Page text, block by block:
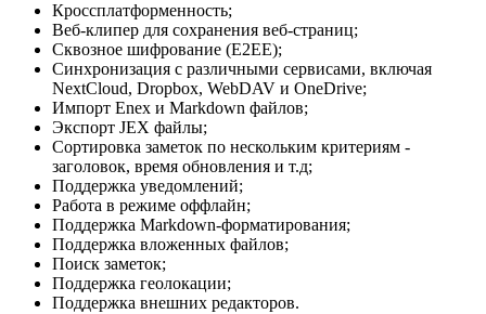
Кроссплатформенность;
Веб-клипер для сохранения веб-страниц;
Сквозное шифрование (E2EE);
Синхронизация с различными сервисами, включая
NextCloud, Dropbox, WebDAV и OneDrive;
Импорт Enex и Markdown файлов;
Экспорт JEX файлы;
Сортировка заметок по нескольким критериям -
заголовок, время обновления и т.д;
Поддержка уведомлений;
Работа в режиме оффлайн;
Поддержка Markdown-форматирования;
Поддержка вложенных файлов;
Поиск заметок;
Поддержка геолокации;
Поддержка внешних редакторов.